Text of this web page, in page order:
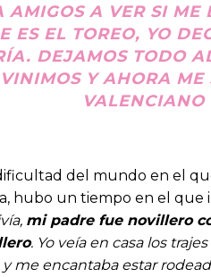
AMIGOS A VER SI
ES EL TOREO, YO
DEJAMOS TODO
Y AHORA ME
VALENCIANO
del mundo en el
hubo un tiempo en el que
mi padre fue novillero
. Yo veía en casa los
me encantaba estar